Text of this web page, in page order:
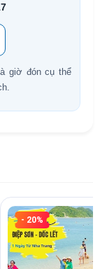
giờ đón cụ thể
- 20%